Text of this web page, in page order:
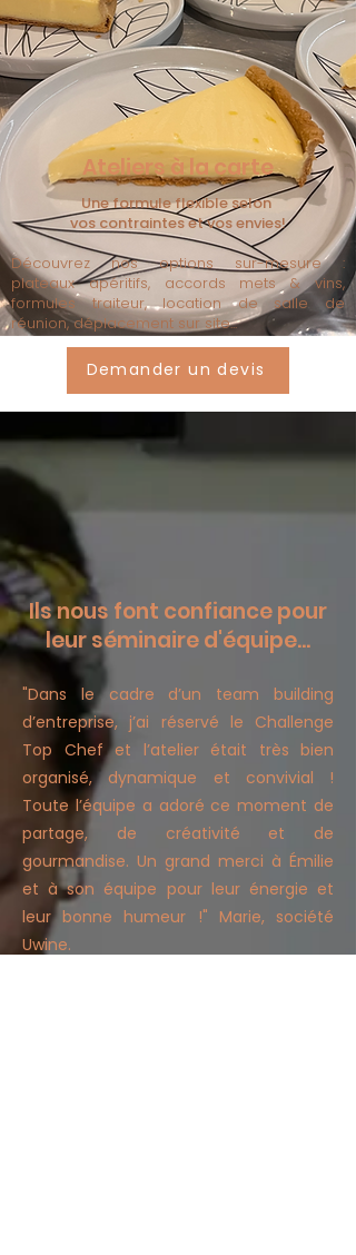
Ateliers à la carte
Une formule flexible selon
vos contraintes et vos envies!
Découvrez nos options sur-mesure :
plateaux apéritifs, accords mets & vins,
formules traiteur, location de salle de
réunion, déplacement sur site...
Demander un devis
Ils nous font confiance pour
leur séminaire d'équipe...
"Dans le cadre d’un team building
d’entreprise, j’ai réservé le Challenge
Top Chef et l’atelier était très bien
organisé, dynamique et convivial !
Toute l’équipe a adoré ce moment de
partage, de créativité et de
gourmandise. Un grand merci à Émilie
et à son équipe pour leur énergie et
leur bonne humeur !" Marie, société
Uwine.